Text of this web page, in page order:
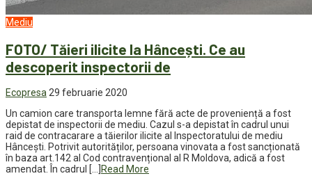
Mediu
FOTO/ Tăieri ilicite la Hâncești. Ce au
descoperit inspectorii de
Ecopresa 29 februarie 2020
Un camion care transporta lemne fără acte de proveniență a fost
depistat de inspectorii de mediu. Cazul s-a depistat în cadrul unui
raid de contracarare a tăierilor ilicite al Inspectoratului de mediu
Hâncești. Potrivit autorităților, persoana vinovata a fost sancționată
în baza art.142 al Cod contravențional al R Moldova, adică a fost
amendat. În cadrul […]
Read More